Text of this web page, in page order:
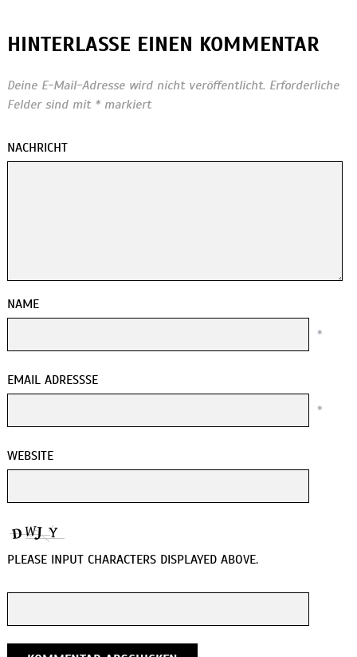
HINTERLASSE EINEN KOMMENTAR
Deine E-Mail-Adresse wird nicht veröffentlicht. Erforderliche
Felder sind mit *markiert
NACHRICHT
NAME
*
EMAIL ADRESSSE
*
WEBSITE
PLEASE INPUT CHARACTERS DISPLAYED ABOVE.